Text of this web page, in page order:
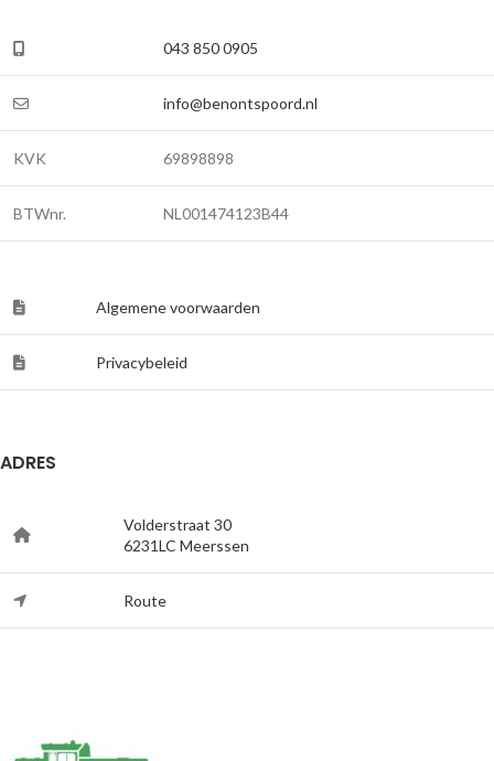
043 850 0905
info@benontspoord.nl
KVK 69898898
BTWnr. NL001474123B44
Algemene voorwaarden
Privacybeleid
ADRES
Volderstraat 30
6231LC Meerssen
Route